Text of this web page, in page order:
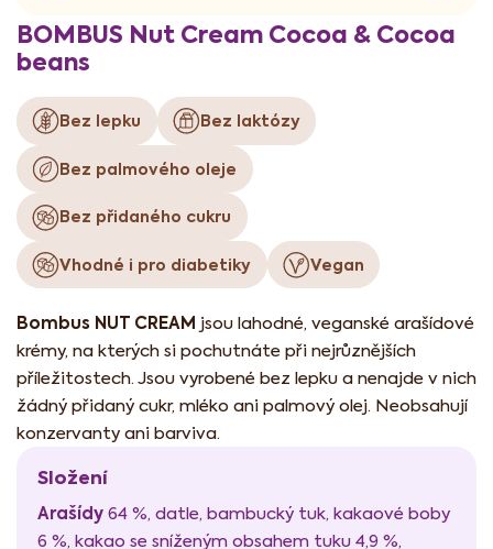
BOMBUS Nut Cream Cocoa & Cocoa
beans
Bez lepku Bez laktózy
Bez palmového oleje
Bez přidaného cukru
Vhodné i pro diabetiky Vegan
Bombus NUT CREAM jsou lahodné, veganské arašídové
krémy, na kterých si pochutnáte při nejrůznějších
příležitostech. Jsou vyrobené bez lepku a nenajde v nich
žádný přidaný cukr, mléko ani palmový olej. Neobsahují
konzervanty ani barviva.
Složení
Arašídy 64 %, datle, bambucký tuk, kakaové boby
6 %, kakao se sníženým obsahem tuku 4,9 %,